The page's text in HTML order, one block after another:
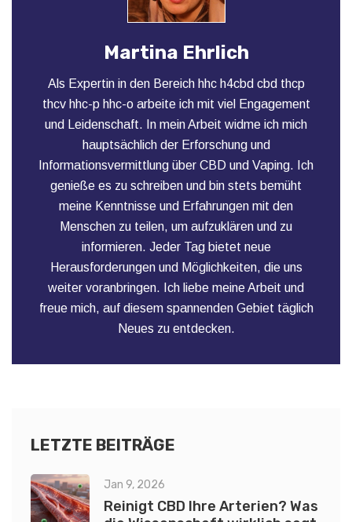
Martina Ehrlich
Als Expertin in den Bereich hhc h4cbd cbd thcp
thcv hhc-p hhc-o arbeite ich mit viel Engagement
und Leidenschaft. In mein Arbeit widme ich mich
hauptsächlich der Erforschung und
Informationsvermittlung über CBD und Vaping. Ich
genieße es zu schreiben und bin stets bemüht
meine Kenntnisse und Erfahrungen mit den
Menschen zu teilen, um aufzuklären und zu
informieren. Jeder Tag bietet neue
Herausforderungen und Möglichkeiten, die uns
weiter voranbringen. Ich liebe meine Arbeit und
freue mich, auf diesem spannenden Gebiet täglich
Neues zu entdecken.
LETZTE BEITRÄGE
Jan 9, 2026
Reinigt CBD Ihre Arterien? Was